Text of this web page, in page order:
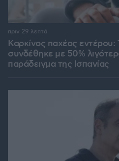
Καρκίνος παχέος
συνδέθηκε με 50%
παράδειγμα της Ισπανίας
πριν 29 λεπτά